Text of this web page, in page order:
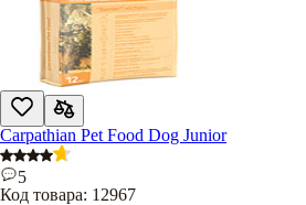
Carpathian Pet Food Dog Junior
5
Код товара: 12967